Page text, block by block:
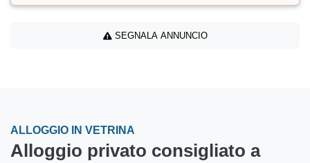
SEGNALA ANNUNCIO
ALLOGGIO IN VETRINA
Alloggio privato consigliato a